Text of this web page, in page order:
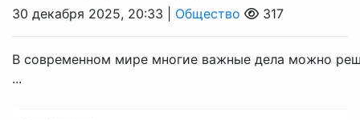
30 декабря 2025, 20:33 | Общество 317
В современном мире многие важные дела можно
...